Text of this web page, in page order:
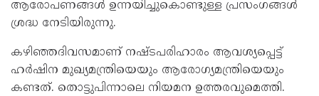
ആരോപണങ്ങള്‍ ഉന്നയിച്ചുകൊണ്ടുള്ള പ്രസംഗങ്ങള്‍
ശ്രദ്ധ നേടിയിരുന്നു.
കഴിഞ്ഞദിവസമാണ് നഷ്ടപരിഹാരം ആവശ്യപ്പെട്ട്
ഹര്‍ഷിന മുഖ്യമന്ത്രിയെയും ആരോഗ്യമന്ത്രിയെയും
കണ്ടത്. തൊട്ടുപിന്നാലെ നിയമന ഉത്തരവുമെത്തി.